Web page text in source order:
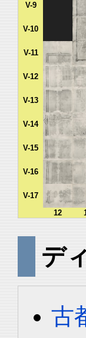
V-9
V-10
V-11
V-12
V-13
V-14
V-15
V-16
V-17
12
デ
古